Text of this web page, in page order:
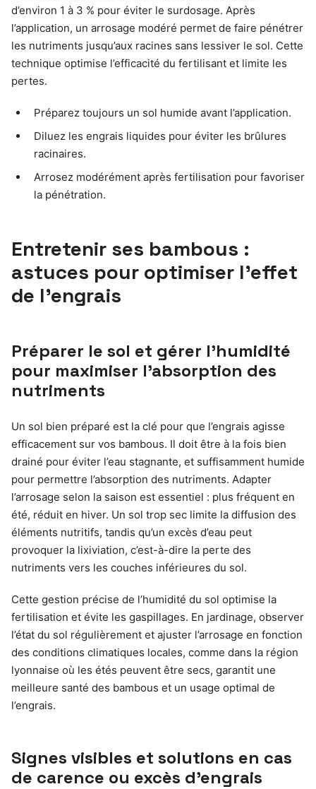
d’environ 1 à 3 % pour éviter le surdosage. Après
l’application, un arrosage modéré permet de faire pénétrer
les nutriments jusqu’aux racines sans lessiver le sol. Cette
technique optimise l’efficacité du fertilisant et limite les
pertes.
Préparez toujours un sol humide avant l’application.
Diluez les engrais liquides pour éviter les brûlures
racinaires.
Arrosez modérément après fertilisation pour favoriser
la pénétration.
Entretenir ses bambous :
astuces pour optimiser l’effet
de l’engrais
Préparer le sol et gérer l’humidité
pour maximiser l’absorption des
nutriments
Un sol bien préparé est la clé pour que l’engrais agisse
efficacement sur vos bambous. Il doit être à la fois bien
drainé pour éviter l’eau stagnante, et suffisamment humide
pour permettre l’absorption des nutriments. Adapter
l’arrosage selon la saison est essentiel : plus fréquent en
été, réduit en hiver. Un sol trop sec limite la diffusion des
éléments nutritifs, tandis qu’un excès d’eau peut
provoquer la lixiviation, c’est-à-dire la perte des
nutriments vers les couches inférieures du sol.
Cette gestion précise de l’humidité du sol optimise la
fertilisation et évite les gaspillages. En jardinage, observer
l’état du sol régulièrement et ajuster l’arrosage en fonction
des conditions climatiques locales, comme dans la région
lyonnaise où les étés peuvent être secs, garantit une
meilleure santé des bambous et un usage optimal de
l’engrais.
Signes visibles et solutions en cas
de carence ou excès d’engrais